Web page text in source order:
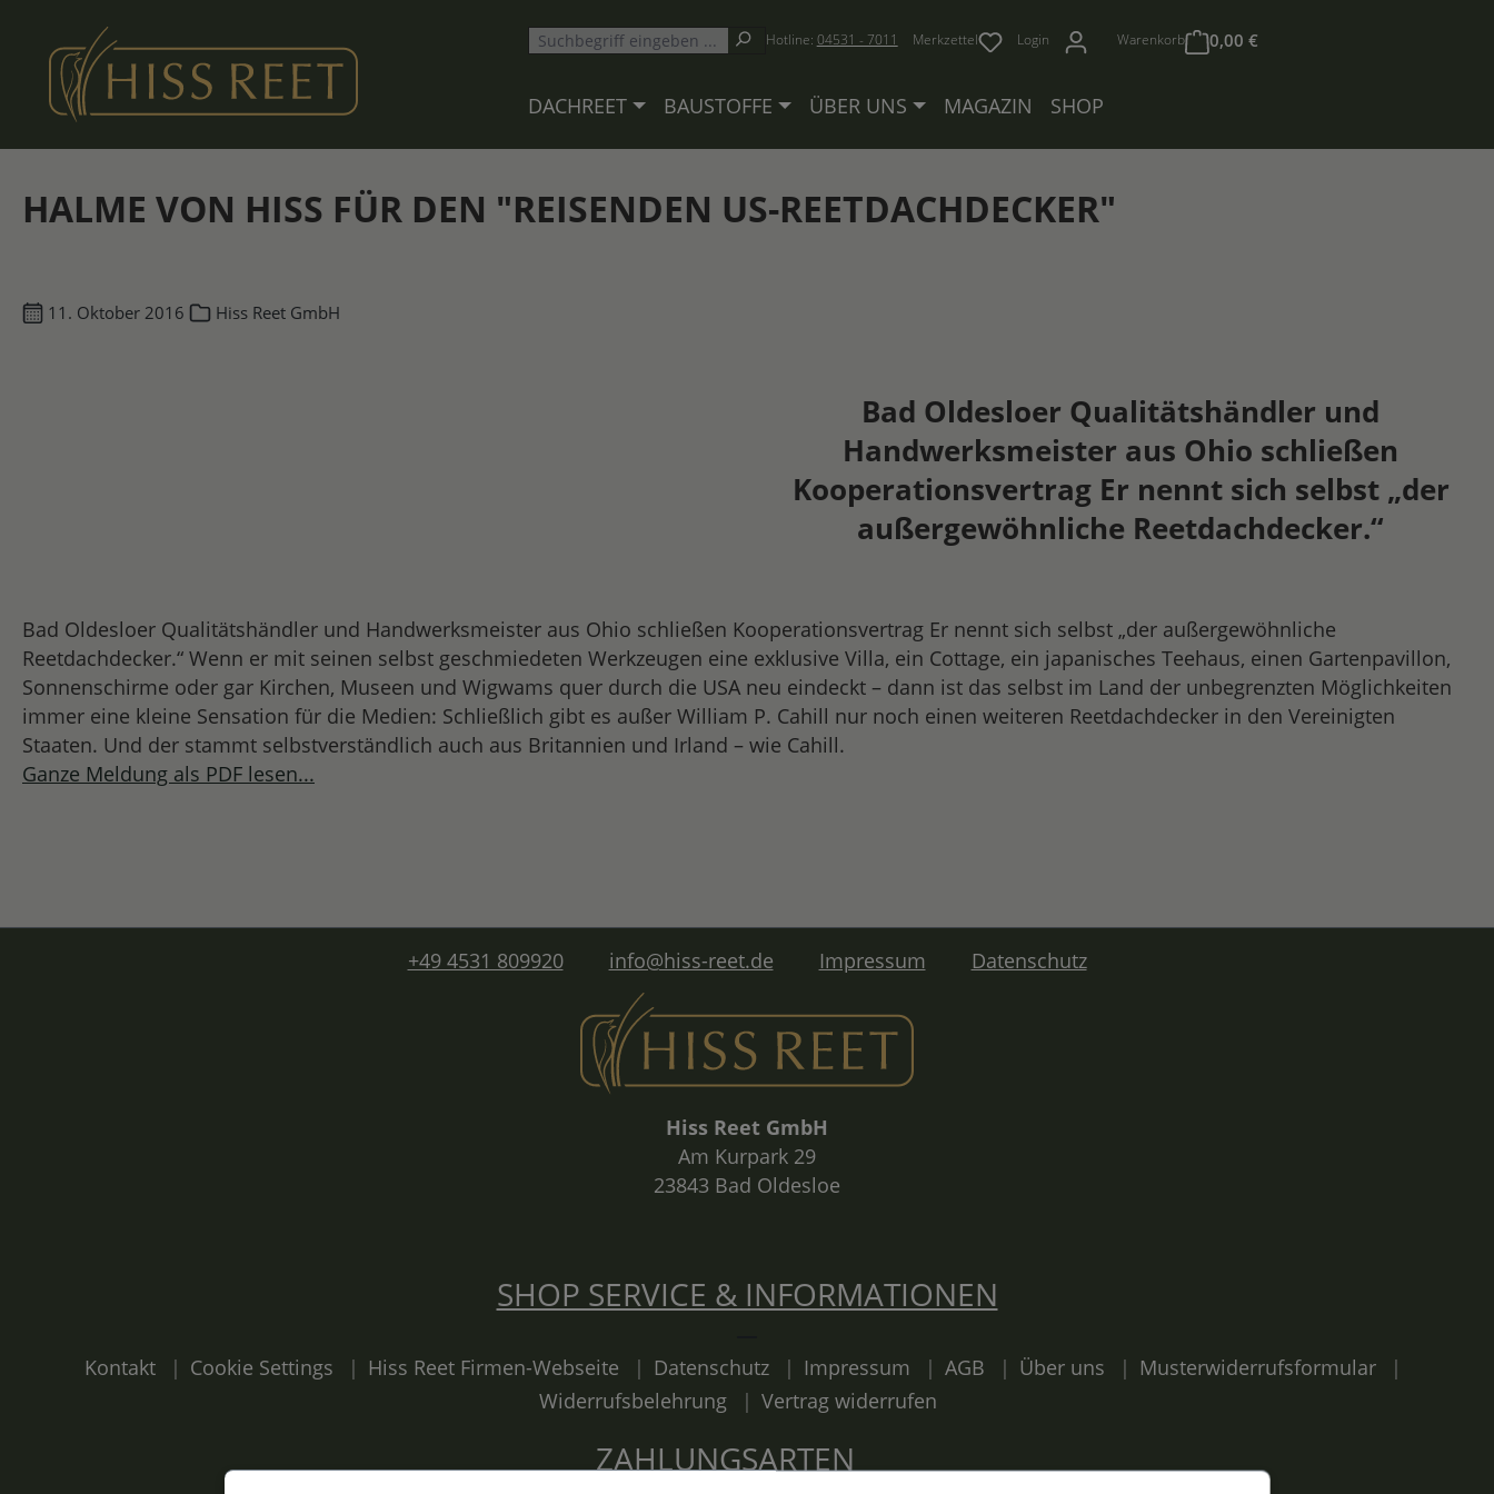
Hauptinhalt springen
Zur Suche springen
Zur Hauptnavigation springen Hotline: 04531 - 7011 Merkzettel Login Warenkorb 0,00 €
DACHREET BAUSTOFFE ÜBER UNS MAGAZIN SHOP
HALME VON HISS FÜR DEN "REISENDEN US-REETDACHDECKER"
11. Oktober 2016 Hiss Reet GmbH
Bad Oldesloer Qualitätshändler und
Handwerksmeister aus Ohio schließen
Kooperationsvertrag Er nennt sich selbst „der
außergewöhnliche Reetdachdecker.“
Bad Oldesloer Qualitätshändler und Handwerksmeister aus Ohio schließen Kooperationsvertrag Er nennt sich selbst „der außergewöhnliche
Reetdachdecker.“ Wenn er mit seinen selbst geschmiedeten Werkzeugen eine exklusive Villa, ein Cottage, ein japanisches Teehaus, einen Gartenpavillon,
Sonnenschirme oder gar Kirchen, Museen und Wigwams quer durch die USA neu eindeckt – dann ist das selbst im Land der unbegrenzten Möglichkeiten
immer eine kleine Sensation für die Medien: Schließlich gibt es außer William P. Cahill nur noch einen weiteren Reetdachdecker in den Vereinigten
Staaten. Und der stammt selbstverständlich auch aus Britannien und Irland – wie Cahill.
Ganze Meldung als PDF lesen...
+49 4531 809920 info@hiss-reet.de Impressum Datenschutz
Hiss Reet GmbH
Am Kurpark 29
23843 Bad Oldesloe
SHOP SERVICE & INFORMATIONEN
Kontakt Cookie Settings Hiss Reet Firmen-Webseite Datenschutz Impressum AGB Über uns
Musterwiderrufsformular
Widerrufsbelehrung
Vertrag widerrufen
ZAHLUNGSARTEN